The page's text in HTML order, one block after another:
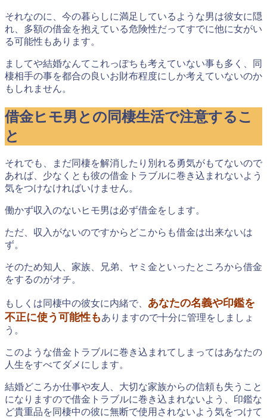
それなのに、今の暮らしに満足しているような男は彼女に隠
れ、多額の借金を抱えている危険性だってすでに他に女がい
る可能性もあります。
ましてや結婚なんてこれっぽちも考えていない事も多く、同
棲相手の事を都合の良いお財布程度にしか考えていないのか
もしれません。
借金ヒモ男との同棲生活で注意するこ
と
それでも、まだ同棲を解消したり別れる勇気がもてないので
あれば、少なくとも彼の借金トラブルに巻き込まれないよう
気をつけなければいけません。
働かず収入のないヒモ男は必ず借金をします。
ただ、収入がないのですからどこからも借金は出来ないは
ず。
そのため知人、家族、兄弟、ヤミ金といったところから借金
をするのがオチ。
もしくは同棲中の彼女に内緒で、 あなたの名義や印鑑を
不正に使う可能性もありますので十分に管理をしましょ
う。
このような借金トラブルに巻き込まれてしまってはあなたの
人生をすべてダメにします。
結婚どころか仕事や友人、大切な家族からの信頼も失うこと
になりますので借金トラブルに巻き込まれないよう、印鑑な
ど貴重品を同棲中の彼に無断で使用されないよう気をつけて